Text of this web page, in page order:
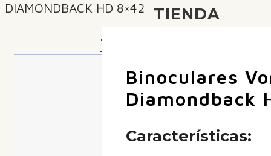
TIENDA
TOURS
DIAMONDBACK HD 8×42
Binoculares
Diamondback
Características: